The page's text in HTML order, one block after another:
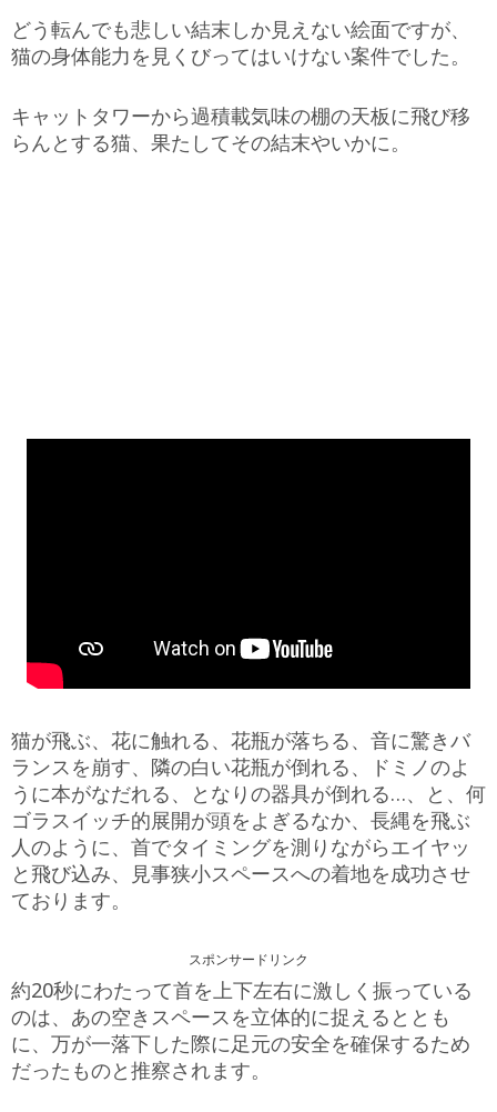
どう転んでも悲しい結末しか見えない絵面ですが、
猫の身体能力を見くびってはいけない案件でした。
キャットタワーから過積載気味の棚の天板に飛び移
らんとする猫、果たしてその結末やいかに。
猫が飛ぶ、花に触れる、花瓶が落ちる、音に驚きバ
ランスを崩す、隣の白い花瓶が倒れる、ドミノのよ
うに本がなだれる、となりの器具が倒れる…、と、何
ゴラスイッチ的展開が頭をよぎるなか、長縄を飛ぶ
人のように、首でタイミングを測りながらエイヤッ
と飛び込み、見事狭小スペースへの着地を成功させ
ております。
スポンサードリンク
約20秒にわたって首を上下左右に激しく振っている
のは、あの空きスペースを立体的に捉えるととも
に、万が一落下した際に足元の安全を確保するため
だったものと推察されます。